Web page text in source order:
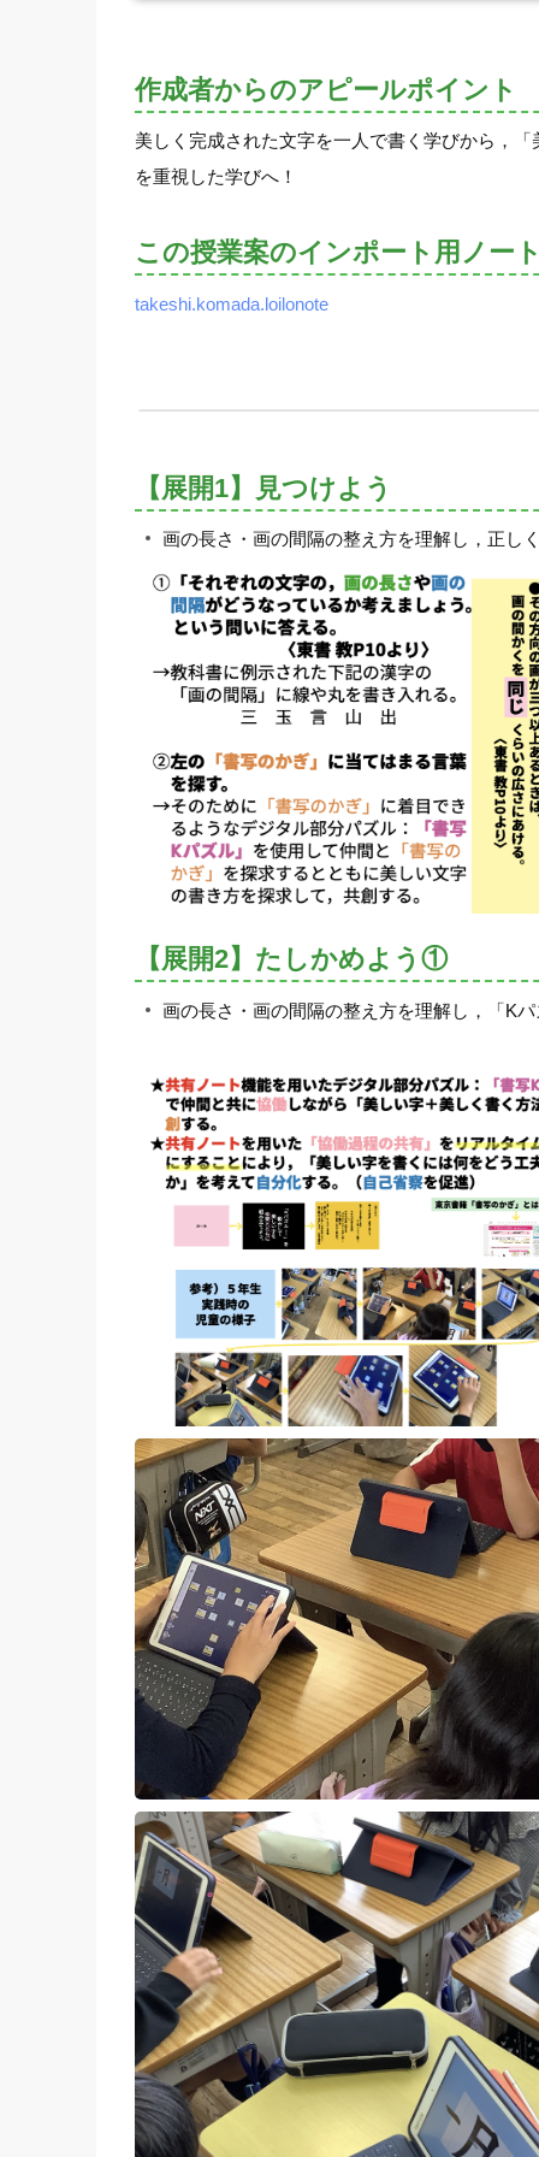
作成者からのアピールポイント
美しく完成された文字を一人で書く学びから，
を重視した学びへ！
この授業案のインポート用ノー
takeshi.komada.loilonote
【展開1】見つけよう
画の長さ・画の間隔の整え方を理解し，正し
【展開2】たしかめよう①
画の長さ・画の間隔の整え方を理解し，「K